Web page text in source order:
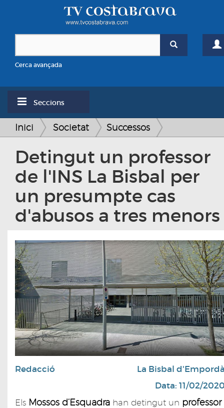
Cerca avançada
Seccions
Inici Societat Successos
Detingut un professor
de l'INS La Bisbal per
un presumpte cas
d'abusos a tres menors
Redacció
La Bisbal
Data: 11/02/
Els Mossos d’Esquadra han detingut un professor